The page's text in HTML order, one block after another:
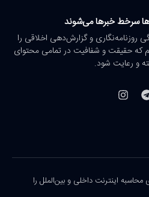
سرخط خبرها می‌شوند
روزنامه‌نگاری و گزارش‌دهی اخلاقی را
که حقیقت و شفافیت در تمامی محتوای
و رعایت شود.
محاسبه اینترنت داخلی و بین‌الملل را